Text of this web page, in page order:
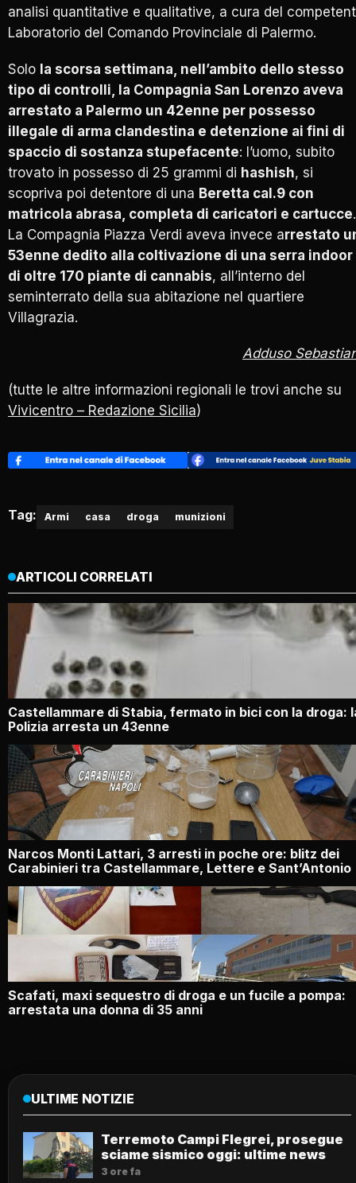
analisi quantitative e qualitative, a cura del
Laboratorio del Comando Provinciale di Palermo.
Solo la scorsa settimana, nell’ambito dello stesso
tipo di controlli, la Compagnia San Lorenzo aveva
arrestato a Palermo un 42enne per possesso
illegale di arma clandestina e detenzione ai fini di
spaccio di sostanza stupefacente: l’uomo, subito
trovato in possesso di 25 grammi di hashish, si
scopriva poi detentore di una Beretta cal.9 con
matricola abrasa, completa di caricatori e cartucce.
La Compagnia Piazza Verdi aveva invece arrestato
53enne dedito alla coltivazione di una serra indoor
di oltre 170 piante di cannabis, all’interno del
seminterrato della sua abitazione nel quartiere
Villagrazia.
Adduso
(tutte le altre informazioni regionali le trovi anche su
Vivicentro – Redazione Sicilia)
Tag: Armi casa droga munizioni
ARTICOLI CORRELATI
Castellammare di Stabia, fermato in bici con la droga:
Polizia arresta un 43enne
Narcos Monti Lattari, 3 arresti in poche ore: blitz dei
Carabinieri tra Castellammare, Lettere e Sant’Antonio
Scafati, maxi sequestro di droga e un fucile a pompa:
arrestata una donna di 35 anni
ULTIME NOTIZIE
Terremoto Campi Flegrei, prosegue
sciame sismico oggi: ultime news
3 ore fa